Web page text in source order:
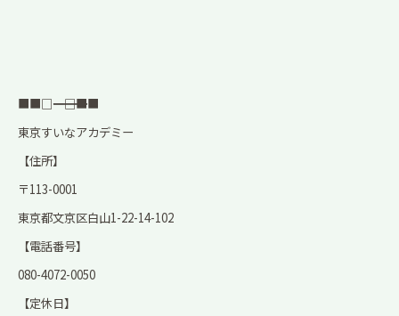
■■□―――――――――――――――――――□■■
東京すいなアカデミー
【住所】
〒113-0001
東京都文京区白山1-22-14-102
【電話番号】
080-4072-0050
【定休日】